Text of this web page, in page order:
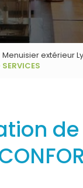
Menuisier extérieur